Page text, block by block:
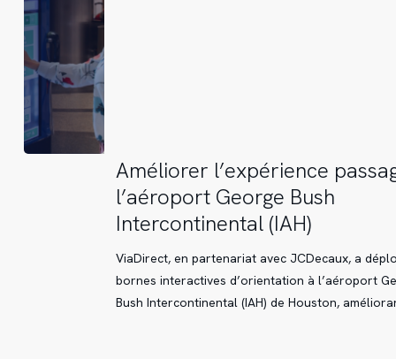
Améliorer
l’expérience
passager
l’aéroport
George
Bush
Améliorer l’expérience
l’aéroport George Bush
Intercontinental (IAH)
ViaDirect, en partenariat avec JCDecaux, a
bornes interactives d’orientation à l’aéroport
Bush Intercontinental (IAH) de Houston,